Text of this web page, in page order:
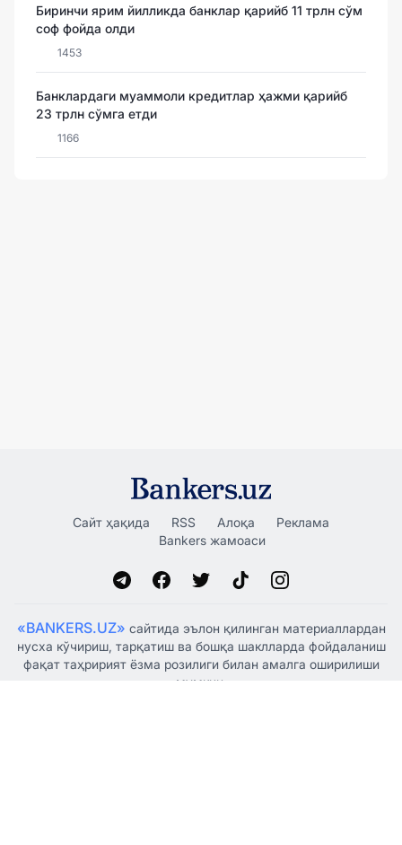
Биринчи ярим йилликда банклар қарийб 11 трлн сўм
соф фойда олди
1453
Банклардаги муаммоли кредитлар ҳажми қарийб
23 трлн сўмга етди
1166
Сайт ҳақида RSS Алоқа
Реклама
Bankers жамоаси
«BANKERS.UZ» сайтида эълон қилинган материаллардан
нусха кўчириш, тарқатиш ва бошқа шаклларда фойдаланиш
фақат таҳририят ёзма розилиги билан амалга оширилиши
мумкин.